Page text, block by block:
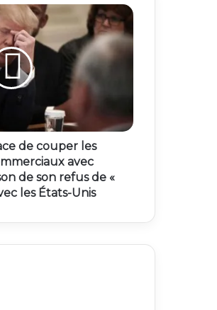
de couper les
avec
de son refus de «
les États-Unis